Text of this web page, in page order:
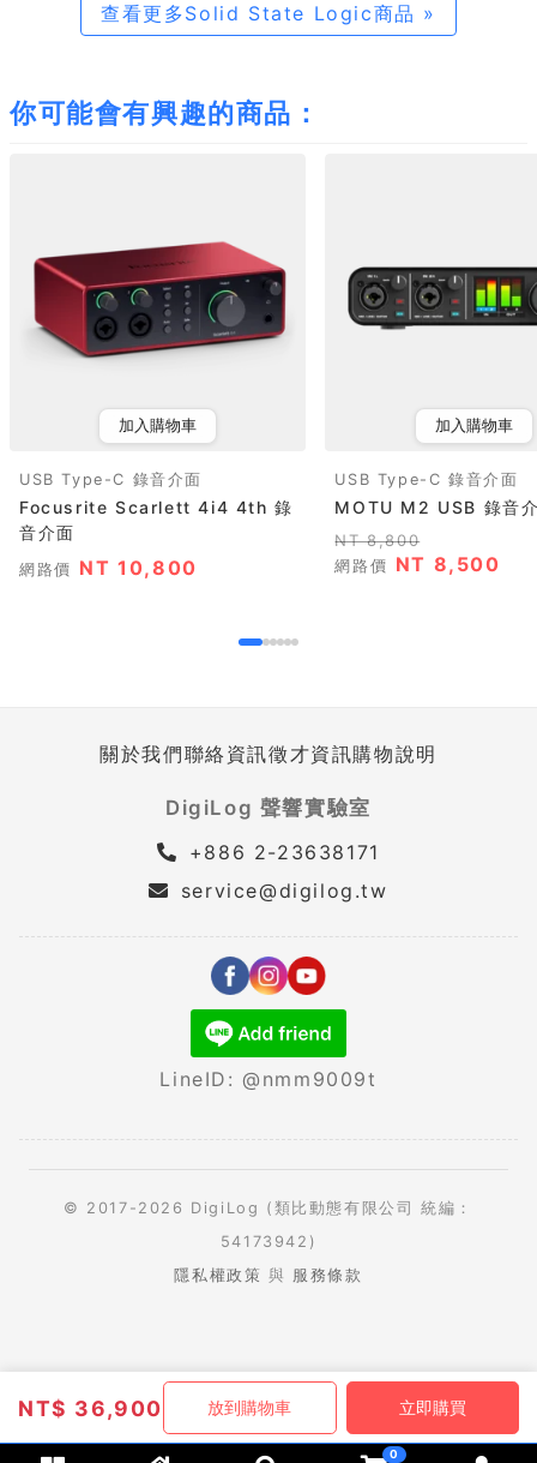
NT$ 36,900 放到購物車 立即購買
查看更多Solid State Logic商品 »
你可能會有興趣的商品：
加入購物車
USB Type-C 錄音介面
Focusrite Scarlett 4i4 4th 錄
音介面
網路價 NT 10,800
加入購物車
USB Type-C 錄音介面
MOTU M2 USB 錄音
NT 8,800
網路價 NT 8,500
關於我們聯絡資訊徵才資訊購物說明
DigiLog 聲響實驗室
+886 2-23638171
service@digilog.tw
LineID: @nmm9009t
© 2017-2026 DigiLog (類比動態有限公司 統編：
54173942)
隱私權政策 與 服務條款
0